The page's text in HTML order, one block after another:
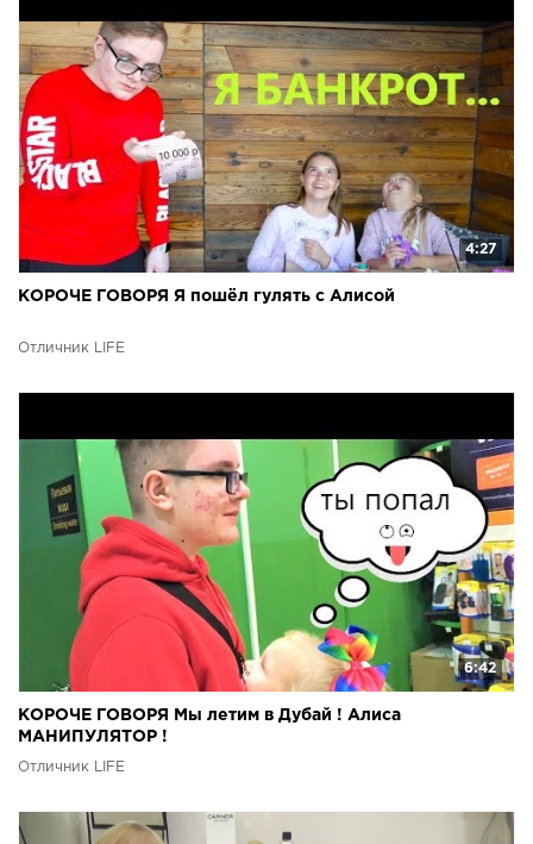
4:27
КОРОЧЕ ГОВОРЯ Я пошёл гулять с Алисой
Отличник LIFE
6:42
КОРОЧЕ ГОВОРЯ Мы летим в Дубай ! Алиса
МАНИПУЛЯТОР !
Отличник LIFE